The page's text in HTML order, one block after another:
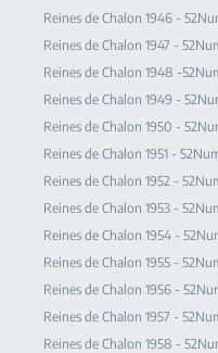
Reines de Chalon 1946 -
Reines de Chalon 1947 -
Reines de Chalon 1948 -
Reines de Chalon 1949 -
Reines de Chalon 1950 -
Reines de Chalon 1951 -
Reines de Chalon 1952 -
Reines de Chalon 1953 -
Reines de Chalon 1954 -
Reines de Chalon 1955 -
Reines de Chalon 1956 -
Reines de Chalon 1957 -
Reines de Chalon 1958 -